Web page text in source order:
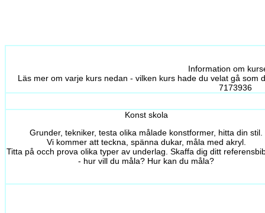
Information om
Läs mer om varje kurs nedan - vilken kurs hade du velat gå som
7173936
Konst skola
Grunder, tekniker, testa olika målade konstformer, hitta din stil.
Vi kommer att teckna, spänna dukar, måla med akryl.
Titta på occh prova olika typer av underlag. Skaffa dig ditt
- hur vill du måla? Hur kan du måla?